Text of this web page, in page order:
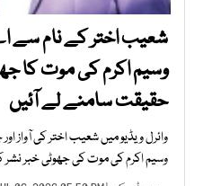
شعیب اختر کے نام سے
وسیم اکرم کی موت کا
حقیقت سامنے لے آئیں
وائرل ویڈیو میں شعیب اختر کی آواز
وسیم اکرم کی موت کی جھوٹی خبر